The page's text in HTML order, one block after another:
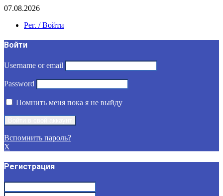
07.08.2026
Рег. / Войти
Войти
Username or email
Password
Помнить меня пока я не выйду
Вспомнить пароль?
X
Регистрация